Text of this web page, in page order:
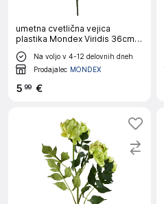
umetna cvetlična vejica
plastika Mondex Viridis 36cm
vijolična 1 kos
Na voljo v 4-12 delovnih dneh
Prodajalec MONDEX
5 99 €